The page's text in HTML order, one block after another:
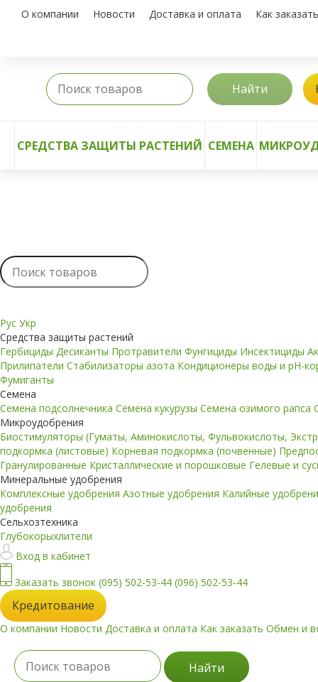
О компании Новости Доставка и оплата Как заказать
Найти
СРЕДСТВА ЗАЩИТЫ РАСТЕНИЙ СЕМЕНА
Рус Укр
Средства защиты растений
Гербициды Десиканты Протравители Фунгициды Инсектициды
Прилипатели Стабилизаторы азота Кондиционеры воды и pH-
Фумиганты
Семена
Семена подсолнечника Семена кукурузы Семена озимого рапса
Микроудобрения
Биостимуляторы (Гуматы, Аминокислоты, Фульвокислоты,
подкормка (листовые) Корневая подкормка (почвенные)
Гранулированные Кристаллические и порошковые Гелевые и
Минеральные удобрения
Комплексные удобрения Азотные удобрения Калийные
удобрения
Сельхозтехника
Глубокорыхлители
Вход в кабинет
Заказать звонок (095) 502-53-44 (096) 502-53-44
Кредитование
О компании Новости Доставка и оплата Как заказать Обмен и
Найти